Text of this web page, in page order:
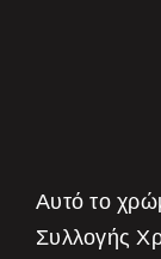
Αυτό το
Συλλογής